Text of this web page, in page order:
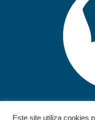
Este site utiliza cookies